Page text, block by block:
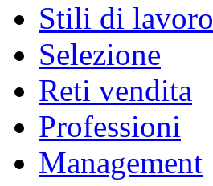
Stili di lavoro
Selezione
Reti vendita
Professioni
Management